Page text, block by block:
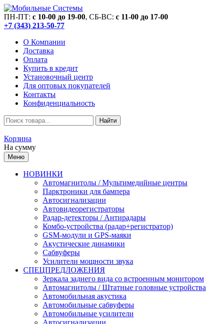
ПН-ПТ: c 10-00 до 19-00, СБ-ВС: c 11-00 до 17-00
+7 (343) 213-50-77
О Компании
Доставка
Оплата
Купить в кредит
Установочный центр
Для оптовых покупателей
Контакты
Конфиденциальность
Найти
Корзина
На сумму
Меню
НОВИНКИ
Автомагнитолы / Мультимедийные центры
Парктроники для бампера
Автосигнализации
Автовидеорегистраторы
Радар-детекторы / Антирадары
Комбо-устройства (радар+регистратор)
GSM-модули и GPS-маяки
Акустические динамики
Сабвуферы
Усилители мощности звука
СПЕЦПРЕДЛОЖЕНИЯ
Зеркала заднего вида со встроенным монитором
Автомагнитолы / Штатные головные устройства
Автомобильная акустика
Автомобильные сабвуферы
Автомобильные усилители
Автосигнализации